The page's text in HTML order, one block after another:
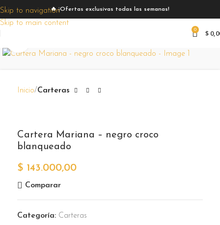
Skip to navigation
Skip to main content
🔥 ¡Ofertas exclusivas todas las semanas!
0 $
Inicio Carteras
Cartera Mariana – negro croco
blanqueado
$ 143.000,00
Comparar
Categoría: Carteras